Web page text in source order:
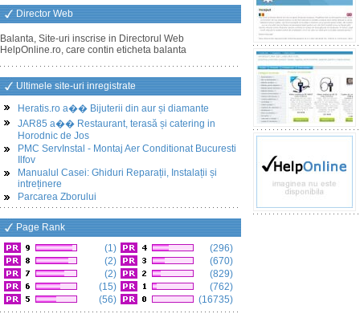
Director Web
Balanta, Site-uri inscrise in Directorul Web
HelpOnline.ro, care contin eticheta balanta
Ultimele site-uri inregistrate
Heratis.ro a�� Bijuterii din aur și diamante
JAR85 a�� Restaurant, terasă și catering in
Horodnic de Jos
PMC ServInstal - Montaj Aer Conditionat Bucuresti
Ilfov
Manualul Casei: Ghiduri Reparații, Instalații și
intreținere
Parcarea Zborului
Page Rank
(1)
(2)
(2)
(15)
(56)
(296)
(670)
(829)
(762)
(16735)